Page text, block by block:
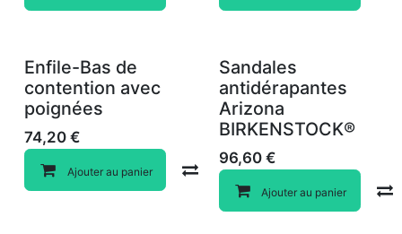
Enfile-Bas de
contention avec
poignées
74,20 €
Ajouter au panier Compare
Sandales
antidérapantes
Arizona
BIRKENSTOCK®
96,60€
Ajouter au panier